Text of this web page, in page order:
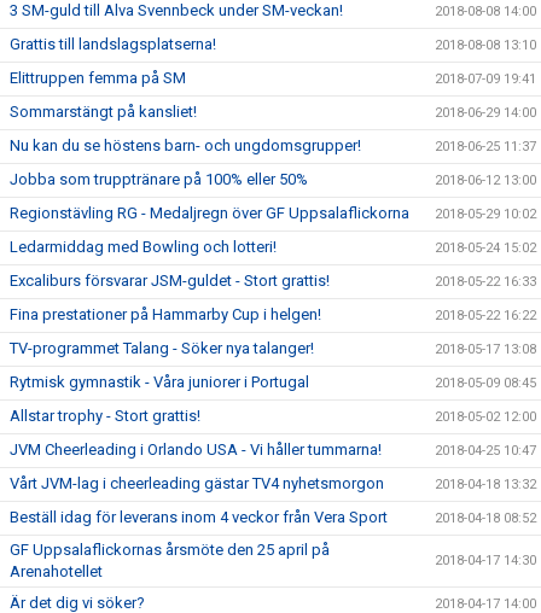
3 SM-guld till Alva Svennbeck under SM-veckan! 2018-08-08 14:00
Grattis till landslagsplatserna! 2018-08-08 13:10
Elittruppen femma på SM 2018-07-09 19:41
Sommarstängt på kansliet! 2018-06-29 14:00
Nu kan du se höstens barn- och ungdomsgrupper! 2018-06-25 11:37
Jobba som trupptränare på 100% eller 50% 2018-06-12 13:00
Regionstävling RG - Medaljregn över GF Uppsalaflickorna 2018-05-29 10:02
Ledarmiddag med Bowling och lotteri! 2018-05-24 15:02
Excaliburs försvarar JSM-guldet - Stort grattis! 2018-05-22 16:33
Fina prestationer på Hammarby Cup i helgen! 2018-05-22 16:22
TV-programmet Talang - Söker nya talanger! 2018-05-17 13:08
Rytmisk gymnastik - Våra juniorer i Portugal 2018-05-09 08:45
Allstar trophy - Stort grattis! 2018-05-02 12:00
JVM Cheerleading i Orlando USA - Vi håller tummarna! 2018-04-25 10:47
Vårt JVM-lag i cheerleading gästar TV4 nyhetsmorgon 2018-04-18 13:32
Beställ idag för leverans inom 4 veckor från Vera Sport 2018-04-18 08:52
GF Uppsalaflickornas årsmöte den 25 april på
Arenahotellet
2018-04-17 14:30
Är det dig vi söker? 2018-04-17 14:00